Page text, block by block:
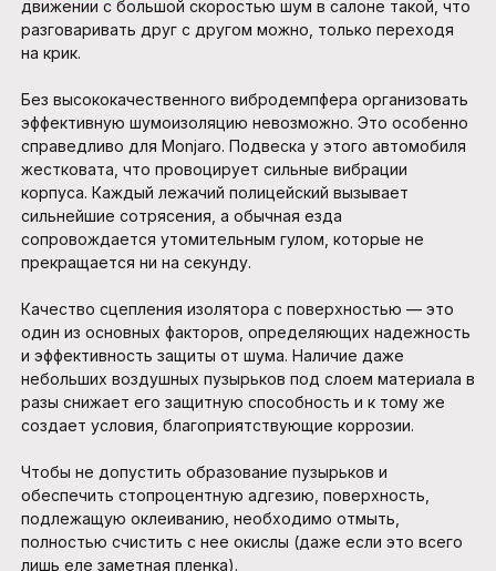
движении с большой скоростью шум в салоне такой, что
разговаривать друг с другом можно, только переходя
на крик.
Без высококачественного вибродемпфера организовать
эффективную шумоизоляцию невозможно. Это особенно
справедливо для Monjaro. Подвеска у этого автомобиля
жестковата, что провоцирует сильные вибрации
корпуса. Каждый лежачий полицейский вызывает
сильнейшие сотрясения, а обычная езда
сопровождается утомительным гулом, которые не
прекращается ни на секунду.
Качество сцепления изолятора с поверхностью — это
один из основных факторов, определяющих надежность
и эффективность защиты от шума. Наличие даже
небольших воздушных пузырьков под слоем материала в
разы снижает его защитную способность и к тому же
создает условия, благоприятствующие коррозии.
Чтобы не допустить образование пузырьков и
обеспечить стопроцентную адгезию, поверхность,
подлежащую оклеиванию, необходимо отмыть,
полностью счистить с нее окислы (даже если это всего
лишь еле заметная пленка).